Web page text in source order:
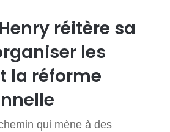
réitère sa
les
la réforme
qui mène à des